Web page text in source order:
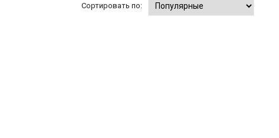
Сортировать по: